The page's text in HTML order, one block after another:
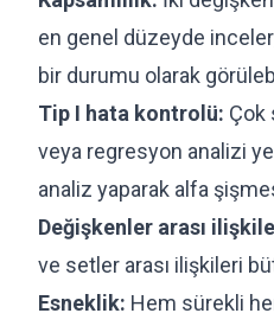
en genel düzeyde
bir durumu olarak
Tip I hata kontrolü: Çok
veya regresyon analizi
analiz yaparak alfa
Değişkenler arası
ve setler arası ilişkileri
Esneklik: Hem sürekli